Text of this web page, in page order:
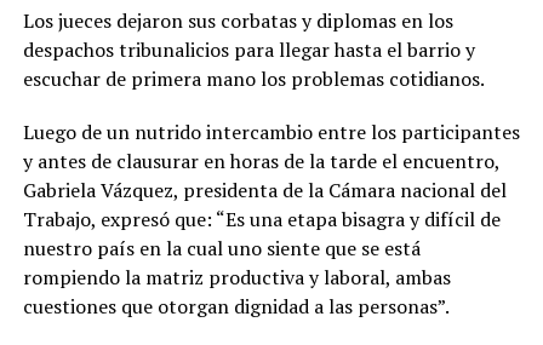
Los jueces dejaron sus corbatas y diplomas en los
despachos tribunalicios para llegar hasta el barrio y
escuchar de primera mano los problemas cotidianos.
Luego de un nutrido intercambio entre los participantes
y antes de clausurar en horas de la tarde el encuentro,
Gabriela Vázquez, presidenta de la Cámara nacional del
Trabajo, expresó que: “Es una etapa bisagra y difícil de
nuestro país en la cual uno siente que se está
rompiendo la matriz productiva y laboral, ambas
cuestiones que otorgan dignidad a las personas”.